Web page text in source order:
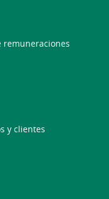
remuneraciones
y clientes